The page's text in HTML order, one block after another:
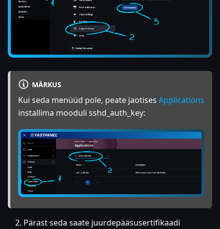
MÄRKUS
Kui seda menüüd pole, peate jaotises Applications
installima mooduli sshd_auth_key:
Pärast seda saate juurdepääsusertifikaadi